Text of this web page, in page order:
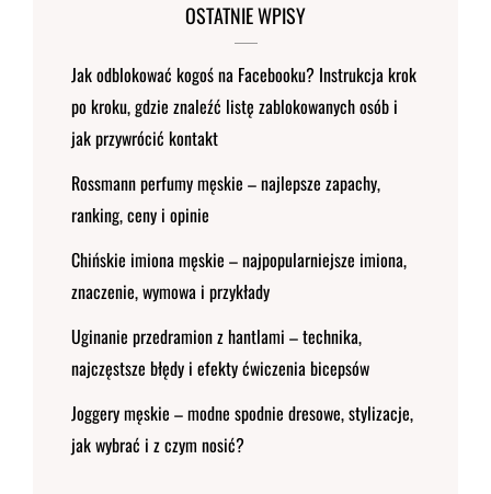
OSTATNIE WPISY
Jak odblokować kogoś na Facebooku? Instrukcja krok
po kroku, gdzie znaleźć listę zablokowanych osób i
jak przywrócić kontakt
Rossmann perfumy męskie – najlepsze zapachy,
ranking, ceny i opinie
Chińskie imiona męskie – najpopularniejsze imiona,
znaczenie, wymowa i przykłady
Uginanie przedramion z hantlami – technika,
najczęstsze błędy i efekty ćwiczenia bicepsów
Joggery męskie – modne spodnie dresowe, stylizacje,
jak wybrać i z czym nosić?